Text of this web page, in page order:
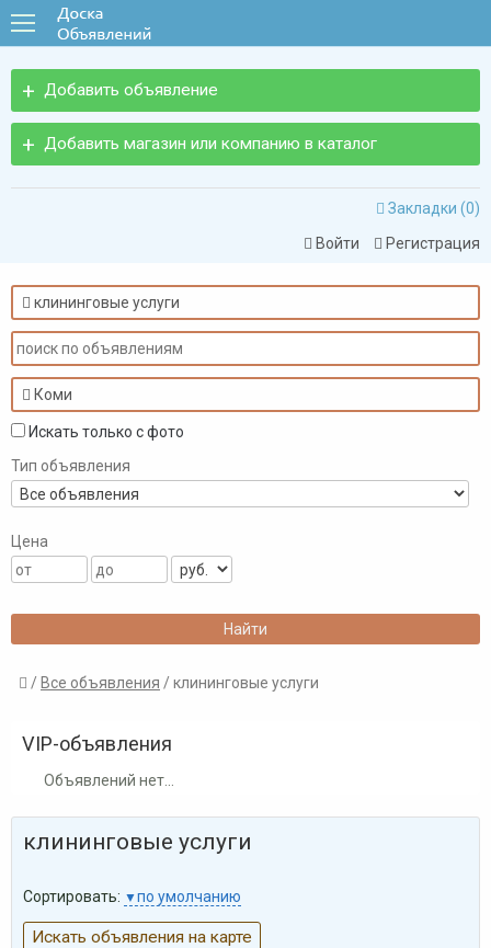
Добавить объявление
Добавить магазин или компанию в каталог
 Закладки (0)
 Войти  Регистрация
 клининговые услуги
 Коми
Искать только с фото
Тип объявления
Цена
 / Все объявления / клининговые услуги
VIP-объявления
Объявлений нет...
клининговые услуги
Сортировать: по умолчанию
Искать объявления на карте